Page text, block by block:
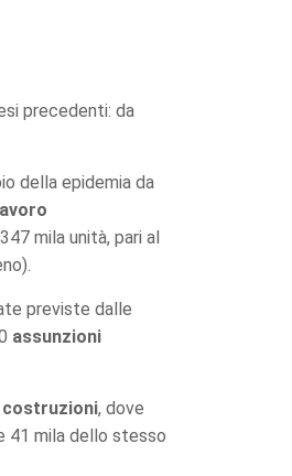
precedenti: da
della epidemia da
mila unità, pari al
previste dalle
assunzioni
, dove
41 mila dello stesso